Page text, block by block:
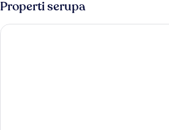
Properti serupa
Holiday Inn Resort Bali Canggu by IHG